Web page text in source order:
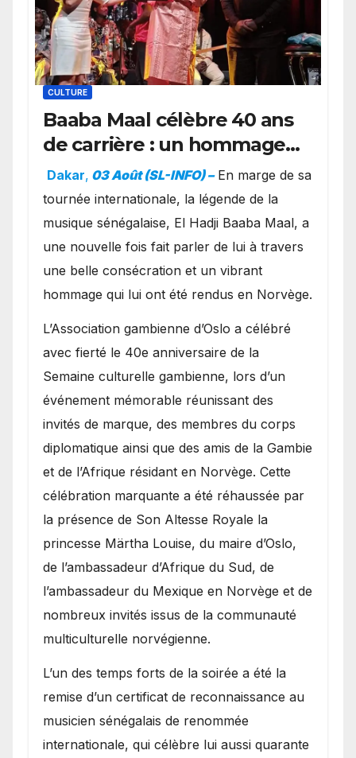
CULTURE
Baaba Maal célèbre 40 ans
de carrière : un hommage
exceptionnel à Oslo en
présence de la famille
royale.
Dakar, 03 Août (SL-INFO) – ​En marge de sa
tournée internationale, la légende de la
musique sénégalaise, El Hadji Baaba Maal, a
une nouvelle fois fait parler de lui à travers
une belle consécration et un vibrant
hommage qui lui ont été rendus en Norvège.
​L’Association gambienne d’Oslo a célébré
avec fierté le 40e anniversaire de la
Semaine culturelle gambienne, lors d’un
événement mémorable réunissant des
invités de marque, des membres du corps
diplomatique ainsi que des amis de la Gambie
et de l’Afrique résidant en Norvège. Cette
célébration marquante a été réhaussée par
la présence de Son Altesse Royale la
princesse Märtha Louise, du maire d’Oslo,
de l’ambassadeur d’Afrique du Sud, de
l’ambassadeur du Mexique en Norvège et de
nombreux invités issus de la communauté
multiculturelle norvégienne.
​L’un des temps forts de la soirée a été la
remise d’un certificat de reconnaissance au
musicien sénégalais de renommée
internationale, qui célèbre lui aussi quarante